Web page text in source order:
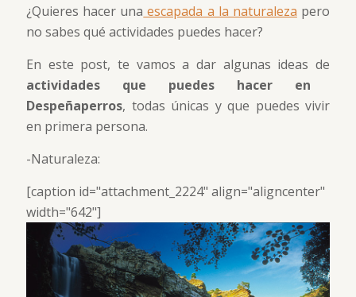
¿Quieres hacer una escapada a la naturaleza pero
no sabes qué actividades puedes hacer?
En este post, te vamos a dar algunas ideas de
actividades que puedes hacer en
Despeñaperros, todas únicas y que puedes vivir
en primera persona.
-Naturaleza:
[caption id="attachment_2224" align="aligncenter"
width="642"]